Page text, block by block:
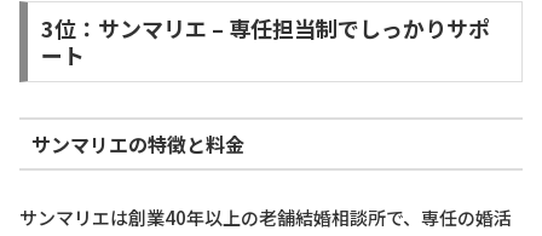
3位：サンマリエ – 専任担当制でしっかりサポ
ート
サンマリエの特徴と料金
サンマリエは創業40年以上の老舗結婚相談所で、専任の婚活